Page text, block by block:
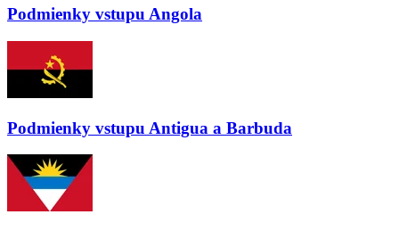
Podmienky vstupu Angola
Podmienky vstupu Antigua a Barbuda